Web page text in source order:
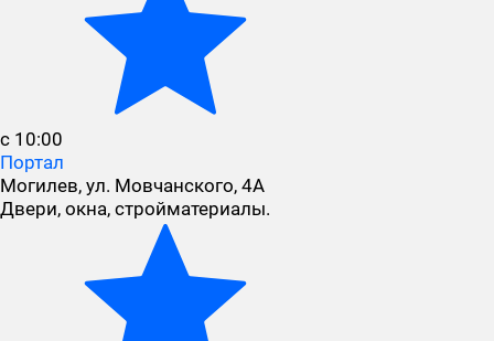
с 10:00
Портал
Могилев, ул. Мовчанского, 4А
Двери, окна, стройматериалы.